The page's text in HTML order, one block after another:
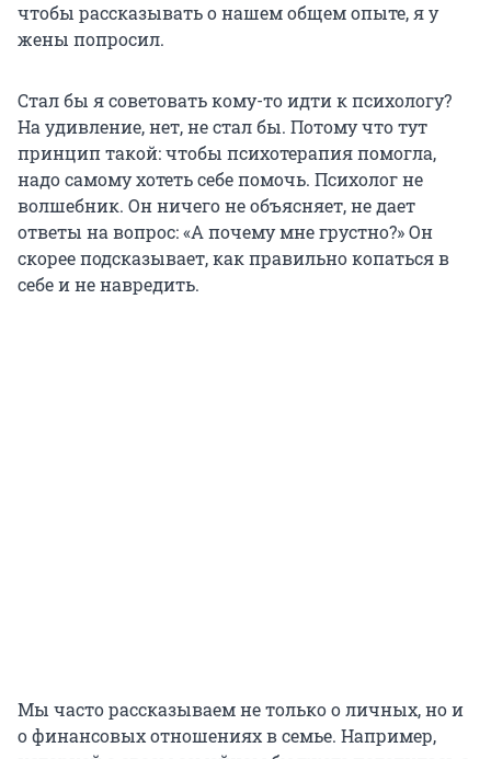
чтобы рассказывать о нашем общем опыте, я у
жены попросил.
Стал бы я советовать кому-то идти к психологу?
На удивление, нет, не стал бы. Потому что тут
принцип такой: чтобы психотерапия помогла,
надо самому хотеть себе помочь. Психолог не
волшебник. Он ничего не объясняет, не дает
ответы на вопрос: «А почему мне грустно?» Он
скорее подсказывает, как правильно копаться в
себе и не навредить.
Мы часто рассказываем не только о личных, но и
о финансовых отношениях в семье. Например,